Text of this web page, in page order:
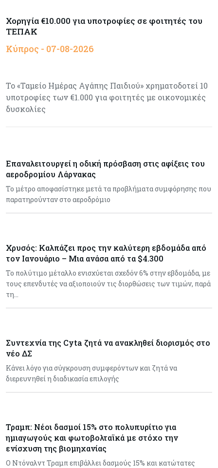
Χορηγία €10.000 για υποτροφίες σε φοιτητές του
ΤΕΠΑΚ
Κύπρος - 07-08-2026
Το «Ταμείο Ημέρας Αγάπης Παιδιού» χρηματοδοτεί 10
υποτροφίες των €1.000 για φοιτητές με οικονομικές
δυσκολίες
Επαναλειτουργεί η οδική πρόσβαση στις αφίξεις του
αεροδρομίου Λάρνακας
Το μέτρο αποφασίστηκε μετά τα προβλήματα συμφόρησης που
παρατηρούνταν στο αεροδρόμιο
Χρυσός: Καλπάζει προς την καλύτερη εβδομάδα από
τον Ιανουάριο – Μια ανάσα από τα $4.300
Το πολύτιμο μέταλλο ενισχύεται σχεδόν 6% στην εβδομάδα, με
τους επενδυτές να αξιοποιούν τις διορθώσεις των τιμών, παρά
τη…
Συντεχνία της Cyta ζητά να ανακληθεί διορισμός στο
νέο ΔΣ
Κάνει λόγο για σύγκρουση συμφερόντων και ζητά να
διερευνηθεί η διαδικασία επιλογής
Τραμπ: Νέοι δασμοί 15% στο πολυπυρίτιο για
ημιαγωγούς και φωτοβολταϊκά με στόχο την
ενίσχυση της βιομηχανίας
Ο Ντόναλντ Τραμπ επιβάλλει δασμούς 15% και κατώτατες